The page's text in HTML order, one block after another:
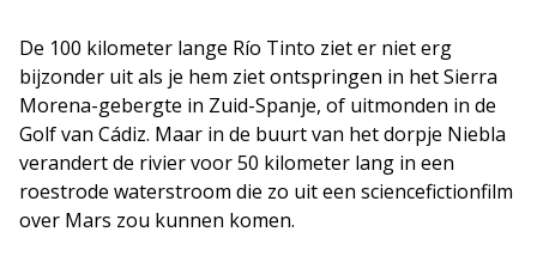
De 100 kilometer lange Río Tinto ziet er niet erg
bijzonder uit als je hem ziet ontspringen in het Sierra
Morena-gebergte in Zuid-Spanje, of uitmonden in de
Golf van Cádiz. Maar in de buurt van het dorpje Niebla
verandert de rivier voor 50 kilometer lang in een
roestrode waterstroom die zo uit een sciencefictionfilm
over Mars zou kunnen komen.